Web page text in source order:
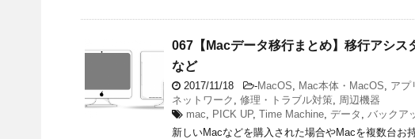
067【Macデータ移行まとめ】移行アシ
など
2017/11/18 -MacOS, Mac本体・MacOS, アプ
ネットワーク , 修理・トラブル対策, 周辺機器
mac, PICK UP, Time Machine, データ , バックア
新しいMacなどを購入された場合やMacを複数台お